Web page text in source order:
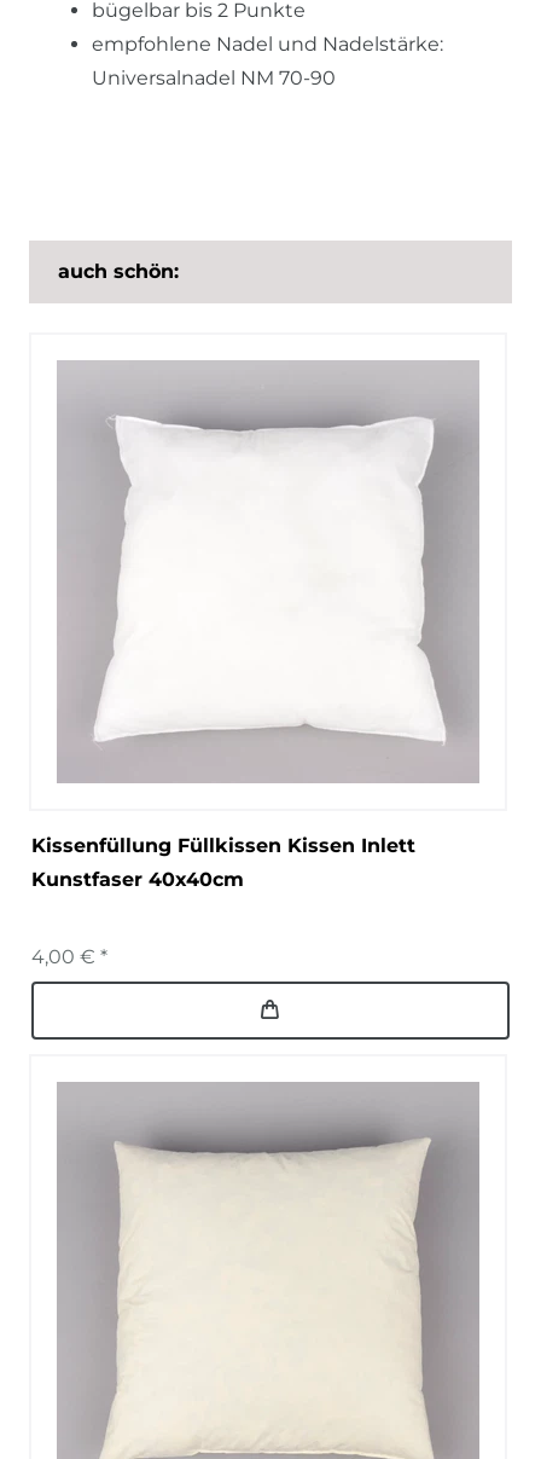
bügelbar bis 2 Punkte
empfohlene Nadel und Nadelstärke:
Universalnadel NM 70-90
auch schön:
Kissenfüllung Füllkissen Kissen Inlett
Kunstfaser 40x40cm
4,00 € *